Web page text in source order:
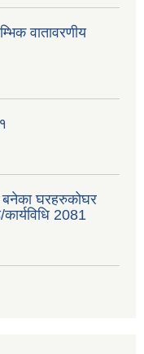
वातावरणीय
बनेका घरहरुकोघर
2081